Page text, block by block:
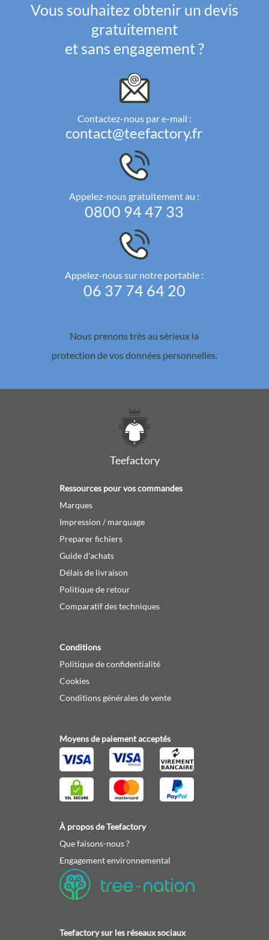
Vous souhaitez obtenir un devis
gratuitement
et sans engagement ?
Contactez-nous par e-mail :
contact@teefactory.fr
Appelez-nous gratuitement au :
0800 94 47 33
Appelez-nous sur notre portable :
06 37 74 64 20
Nous prenons très au sérieux la
protection de vos données personnelles.
Teefactory
Ressources pour vos commandes
Marques
Impression / marquage
Preparer fichiers
Guide d'achats
Délais de livraison
Politique de retour
Comparatif des techniques
Conditions
Politique de confidentialité
Cookies
Conditions générales de vente
Moyens de paiement acceptés
À propos de Teefactory
Que faisons-nous ?
Engagement environnemental
Teefactory sur les réseaux sociaux